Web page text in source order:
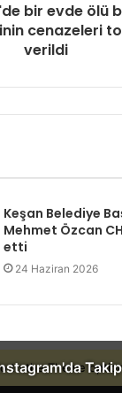
bir evde ölü
cenazeleri
verildi
Keşan Belediye
Mehmet Özcan
etti
24 Haziran 2026
to the Theme